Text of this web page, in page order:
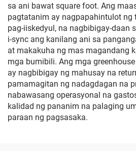
sa ani bawat square foot. Ang
pagtatanim ay nagpapahintulot ng
pag-iiskedyul, na nagbibigay-daan
i-sync ang kanilang ani sa
at makakuha ng mas magandang
mga bumibili. Ang mga
ay nagbibigay ng mahusay na
pamamagitan ng nadagdagan na
nabawasang operasyonal na
kalidad ng pananim na palaging
paraan ng pagsasaka.